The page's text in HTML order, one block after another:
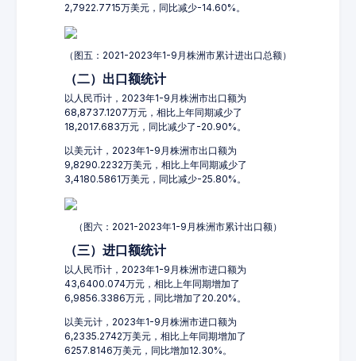
2,7922.7715万美元，同比减少-14.60%。
（图五：2021-2023年1-9月株洲市累计进出口总额）
（二）出口额统计
以人民币计，2023年1-9月株洲市出口额为
68,8737.1207万元，相比上年同期减少了
18,2017.683万元，同比减少了-20.90%。
以美元计，2023年1-9月株洲市出口额为
9,8290.2232万美元，相比上年同期减少了
3,4180.5861万美元，同比减少-25.80%。
（图六：2021-2023年1-9月株洲市累计出口额）
（三）进口额统计
以人民币计，2023年1-9月株洲市进口额为
43,6400.074万元，相比上年同期增加了
6,9856.3386万元，同比增加了20.20%。
以美元计，2023年1-9月株洲市进口额为
6,2335.2742万美元，相比上年同期增加了
6257.8146万美元，同比增加12.30%。